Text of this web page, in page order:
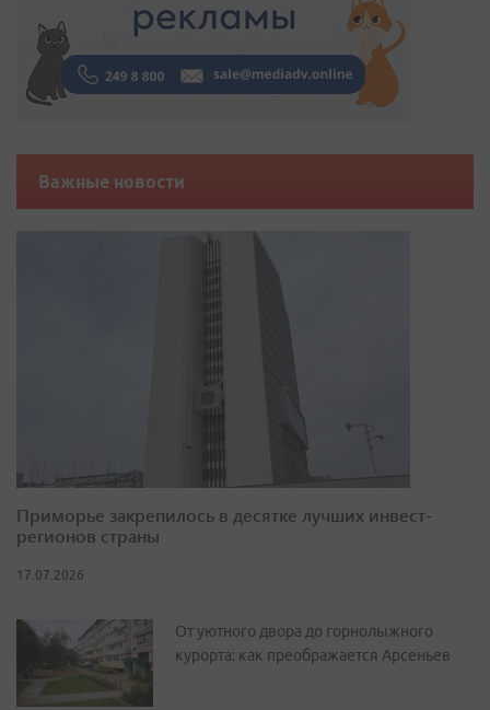
Важные новости
Приморье закрепилось в десятке лучших инвест-
регионов страны
17.07.2026
От уютного двора до горнолыжного
курорта: как преображается Арсеньев